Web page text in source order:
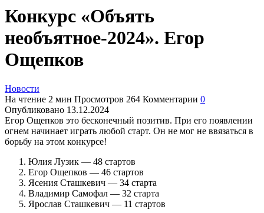
Конкурс «Объять
необъятное-2024». Егор
Ощепков
Новости
На чтение 2 мин Просмотров 264 Комментарии 0
Опубликовано 13.12.2024
Егор Ощепков это бесконечный позитив. При его появлении
огнем начинает играть любой старт. Он не мог не ввязаться в
борьбу на этом конкурсе!
Юлия Лузик — 48 стартов
Егор Ощепков — 46 стартов
Ясения Сташкевич — 34 старта
Владимир Самофал — 32 старта
Ярослав Сташкевич — 11 стартов